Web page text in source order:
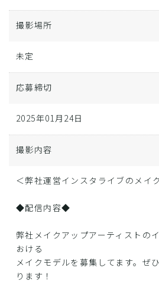
撮影場所
未定
応募締切
2025年01月24日
撮影内容
＜弊社運営インスタライブのメイ
◆配信内容◆
弊社メイクアップアーティストの
おける
メイクモデルを募集してます。ぜ
ります！